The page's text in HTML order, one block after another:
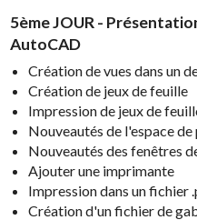
5ème JOUR -
AutoCAD
Création de vues dans un
Création de jeux de feuille
Impression de jeux de
Nouveautés de l'espace
Nouveautés des fenêtres
Ajouter une imprimante
Impression dans un fichier
Création d'un fichier de